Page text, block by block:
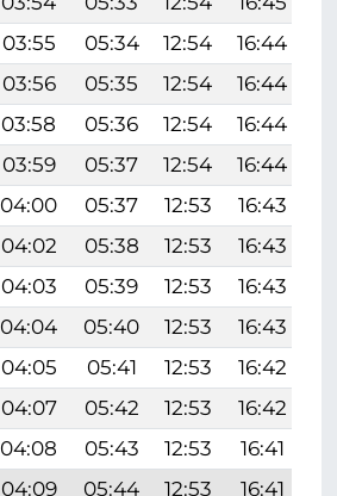
03:55 05:34 12:54 16:44
03:56 05:35 12:54 16:44
03:58 05:36 12:54 16:44
03:59 05:37 12:54 16:44
04:00 05:37 12:53 16:43
04:02 05:38 12:53 16:43
04:03 05:39 12:53 16:43
04:04 05:40 12:53 16:43
04:05 05:41 12:53 16:42
04:07 05:42 12:53 16:42
04:08 05:43 12:53 16:41
04:09 05:44 12:53 16:41